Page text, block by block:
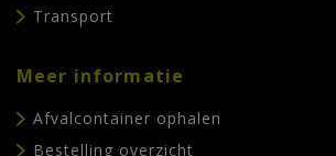
Transport
Meer informatie
Afvalcontainer ophalen
Bestelling overzicht